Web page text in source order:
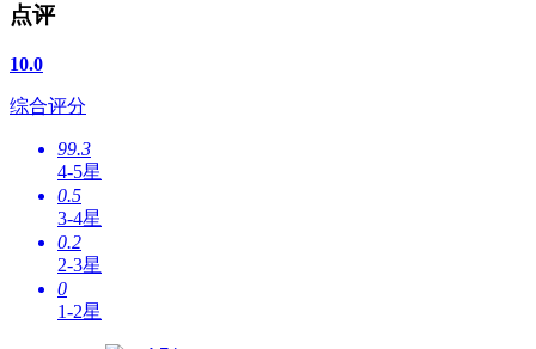
点评
10.0
综合评分
99.3
4-5星
0.5
3-4星
0.2
2-3星
0
1-2星